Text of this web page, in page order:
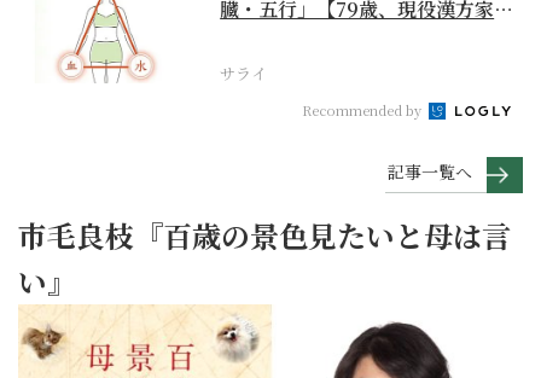
臓・五行」【79歳、現役漢方家の
サライ
Recommended by
記事一覧へ
市毛良枝『百歳の景色見たいと母は言
い』